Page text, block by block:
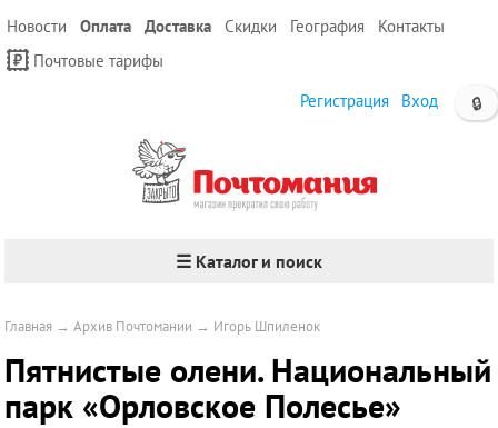
Новости Оплата Доставка Скидки География
Контакты
Почтовые тарифы
🔒
Регистрация Вход
☰ Каталог и поиск
Главная →Архив Почтомании → Игорь Шпиленок
Пятнистые олени. Национальный
парк «Орловское Полесье»